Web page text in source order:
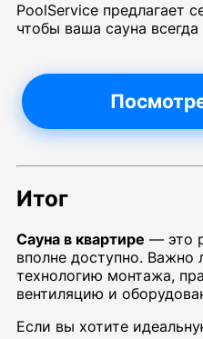
PoolService предлагает
чтобы ваша сауна
Итог
Сауна в квартире — это
вполне доступно. Важно
технологию монтажа,
вентиляцию и
Если вы хотите